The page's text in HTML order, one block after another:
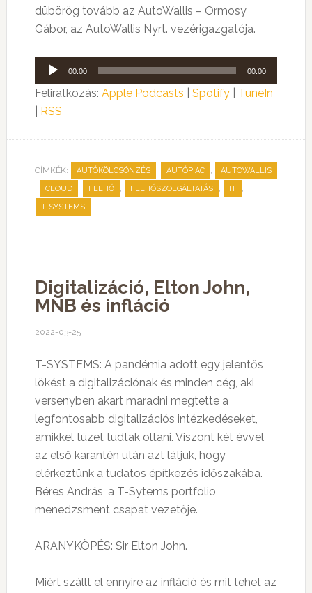
dübörög tovább az AutoWallis – Ormosy
Gábor, az AutoWallis Nyrt. vezérigazgatója.
Audió
lejátszó
00:00 00:00
Feliratkozás: Apple Podcasts Spotify| TuneIn
RSS
CÍMKÉK: AUTÓKÖLCSÖNZÉS , AUTÓPIAC , AUTOWALLIS
, CLOUD , FELHŐ , FELHŐSZOLGÁLTATÁS , IT ,
T-SYSTEMS
Digitalizáció, Elton John,
MNB és infláció
2022-03-25
T-SYSTEMS: A pandémia adott egy jelentős
lökést a digitalizációnak és minden cég, aki
versenyben akart maradni megtette a
legfontosabb digitalizációs intézkedéseket,
amikkel tüzet tudtak oltani. Viszont két évvel
az első karantén után azt látjuk, hogy
elérkeztünk a tudatos építkezés időszakába.
Béres András, a T-Sytems portfolio
menedzsment csapat vezetője.
ARANYKÖPÉS: Sir Elton John.
Miért szállt el ennyire az infláció és mit tehet az